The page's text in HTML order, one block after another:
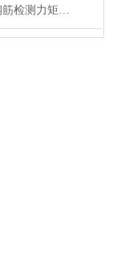
上海恒刚SGGQ钢筋检测力矩扳手使用前关键注意事项